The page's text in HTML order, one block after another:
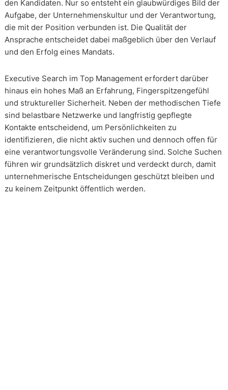
den Kandidaten. Nur so entsteht ein glaubwürdiges Bild der
Aufgabe, der Unternehmenskultur und der Verantwortung,
die mit der Position verbunden ist. Die Qualität der
Ansprache entscheidet dabei maßgeblich über den Verlauf
und den Erfolg eines Mandats.
Executive Search im Top Management erfordert darüber
hinaus ein hohes Maß an Erfahrung, Fingerspitzengefühl
und struktureller Sicherheit. Neben der methodischen Tiefe
sind belastbare Netzwerke und langfristig gepflegte
Kontakte entscheidend, um Persönlichkeiten zu
identifizieren, die nicht aktiv suchen und dennoch offen für
eine verantwortungsvolle Veränderung sind. Solche Suchen
führen wir grundsätzlich diskret und verdeckt durch, damit
unternehmerische Entscheidungen geschützt bleiben und
zu keinem Zeitpunkt öffentlich werden.